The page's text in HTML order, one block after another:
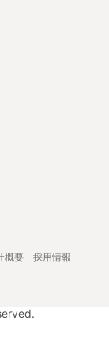
概要
採用情報